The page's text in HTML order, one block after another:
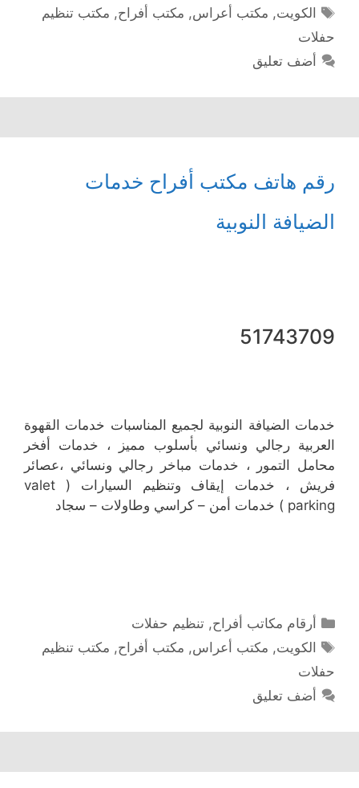
الوسوم
الكويت, مكتب أعراس, مكتب أفراح, مكتب تنظيم
حفلات
أضف تعليق
رقم هاتف مكتب أفراح خدمات
الضيافة النوبية
51743709
خدمات الضيافة النوبية لجميع المناسبات خدمات القهوة
العربية رجالي ونسائي بأسلوب مميز ، خدمات أفخر
محامل التمور ، خدمات مباخر رجالي ونسائي ،عصائر
فريش ، خدمات إيقاف وتنظيم السيارات ( valet
parking ) خدمات أمن – كراسي وطاولات – سجاد
التصنيفات
أرقام مكاتب أفراح,تنظيم حفلات
الوسوم
الكويت, مكتب أعراس, مكتب أفراح, مكتب تنظيم
حفلات
أضف تعليق